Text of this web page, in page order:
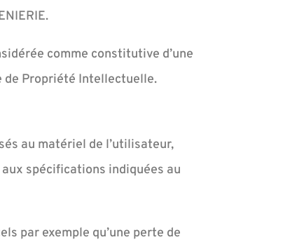
comme constitutive d’une
de Propriété Intellectuelle.
au matériel de l’utilisateur,
spécifications indiquées au
par exemple qu’une perte de